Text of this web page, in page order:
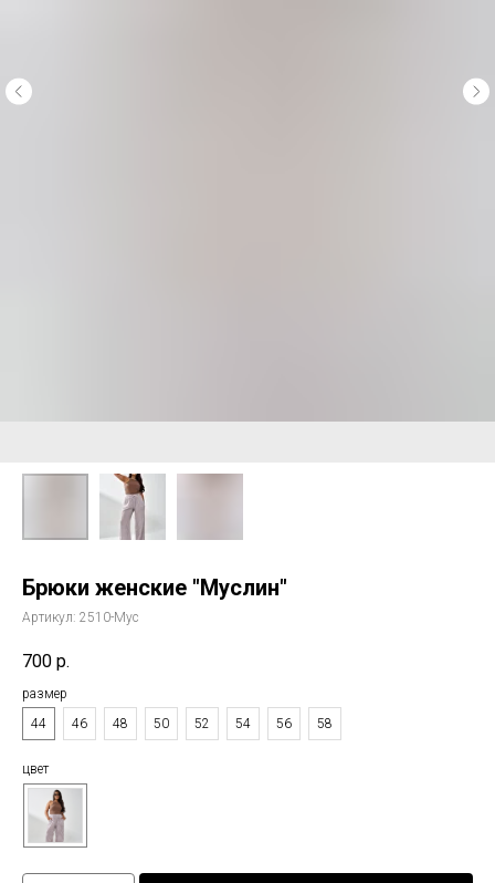
Брюки женские "Муслин"
Артикул: 2510-Мус
700 р.
размер
44
46 48 50 52 54 56 58
цвет